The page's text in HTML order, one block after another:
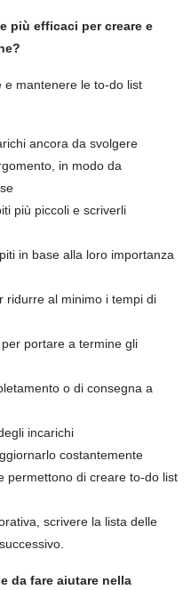
più efficaci per creare e
e mantenere le to-do list
ancora da svolgere
in modo da
più piccoli e scriverli
in base alla loro importanza
ridurre al minimo i tempi di
portare a termine gli
o di consegna a
incarichi
costantemente
permettono di creare to-do list
scrivere la lista delle
da fare aiutare nella